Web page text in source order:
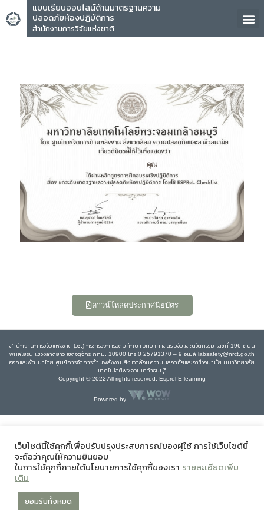
แบบเรียนออนไลน์ด้านมาตรฐานความ
ปลอดภัยห้องปฏิบัติการ
สำนักงานการวิจัยแห่งชาติ
คุณ
ดาวน์โหลดประกาศนียบัตร
สำนักงานการวิจัยแห่งชาติ (วช.) กระทรวงการอุดมศึกษา วิทยาศาสตร์ วิจัยและนวัตกรรม เลขที่ 196 ถนน
พหลโยธิน แขวงลาดยาว เขตจตุจักร กทม. 10900 โทร 0 25791370 – 9 อีเมล์ labsafety@nrct.go.th
ออกและพัฒนาโดย ศูนย์การจัดการด้านพลังงานสิ่งแวดล้อมความปลอดภัยและอาชีวอนามัย มหาวิทยาลัย
เทคโนโลยีพระจอมเกล้าธนบุรี
Copyright © 2022 All rights reserved, Esprel E-learning
Powered by
เว็บไซต์นี้ใช้คุกกี้เพื่อปรับปรุงประสบการณ์ของผู้ใช้ การใช้เว็บไซต์นี้
จะถือว่าคุณให้ความยินยอม
ในการใช้คุกกี้ภายใต้นโยบายการใช้คุกกี้ของเรา รายละเอียดเพิ่ม
เติม
ยอมรับทั้งหมด